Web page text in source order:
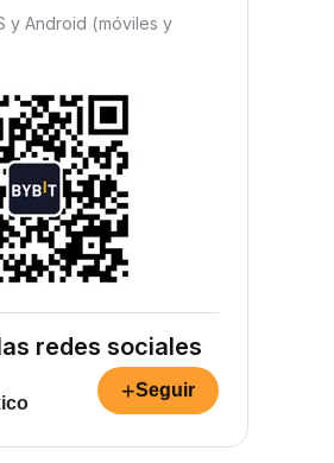
y Android (móviles y
redes sociales
+Seguir